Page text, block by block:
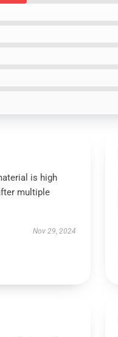
is high
multiple
Nov 29, 2024